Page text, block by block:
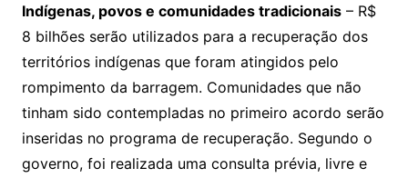
Indígenas, povos e comunidades tradicionais– R$
8 bilhões serão utilizados para a recuperação dos
territórios indígenas que foram atingidos pelo
rompimento da barragem. Comunidades que não
tinham sido contempladas no primeiro acordo serão
inseridas no programa de recuperação. Segundo o
governo, foi realizada uma consulta prévia, livre e